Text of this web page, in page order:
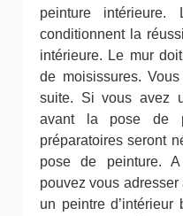
peinture intérieure.
conditionnent la
intérieure. Le mur
de moisissures.
suite. Si vous avez
avant la pose de
préparatoires seront
pose de peinture.
pouvez vous
un peintre d’intérieur